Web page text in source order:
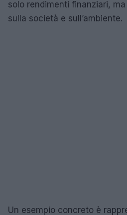
solo rendimenti finanziari,
sulla società e sull’ambiente.
Un esempio concreto è